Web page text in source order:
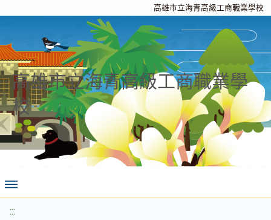
高雄市立海青高級工商職業學校
高雄市立海青高級工商職業學
校
:::